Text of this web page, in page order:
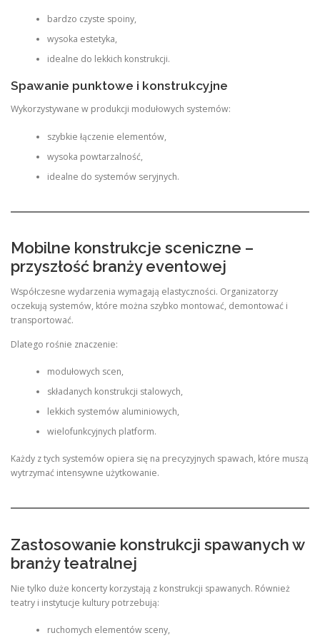
bardzo czyste spoiny,
wysoka estetyka,
idealne do lekkich konstrukcji.
Spawanie punktowe i konstrukcyjne
Wykorzystywane w produkcji modułowych systemów:
szybkie łączenie elementów,
wysoka powtarzalność,
idealne do systemów seryjnych.
Mobilne konstrukcje sceniczne –
przyszłość branży eventowej
Współczesne wydarzenia wymagają elastyczności. Organizatorzy
oczekują systemów, które można szybko montować, demontować i
transportować.
Dlatego rośnie znaczenie:
modułowych scen,
składanych konstrukcji stalowych,
lekkich systemów aluminiowych,
wielofunkcyjnych platform.
Każdy z tych systemów opiera się na precyzyjnych spawach, które muszą
wytrzymać intensywne użytkowanie.
Zastosowanie konstrukcji spawanych w
branży teatralnej
Nie tylko duże koncerty korzystają z konstrukcji spawanych. Również
teatry i instytucje kultury potrzebują:
ruchomych elementów sceny,